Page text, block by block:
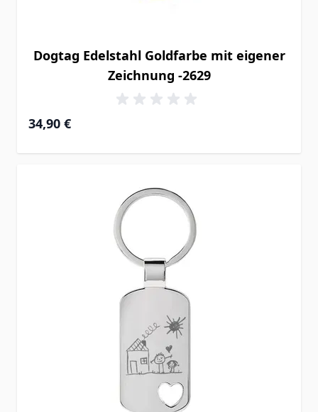
Dogtag Edelstahl Goldfarbe mit eigener
Zeichnung -2629
34,90 €